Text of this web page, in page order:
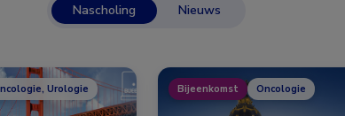
Nascholing Nieuws
Urologie Bijeenkomst Oncologie